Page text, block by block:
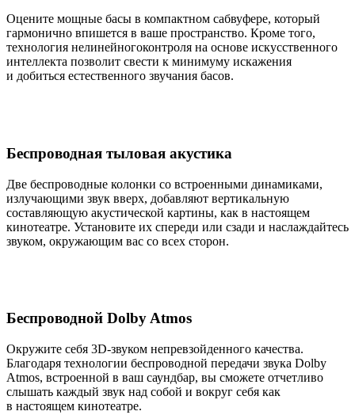
Оцените мощные басы в компактном сабвуфере, который
гармонично впишется в ваше пространство. Кроме того,
технология нелинейногоконтроля на основе искусственного
интеллекта позволит свести к минимуму искажения
и добиться естественного звучания басов.
Беспроводная тыловая акустика
Две беспроводные колонки со встроенными динамиками,
излучающими звук вверх, добавляют вертикальную
составляющую акустической картины, как в настоящем
кинотеатре. Установите их спереди или сзади и наслаждайтесь
звуком, окружающим вас со всех сторон.
Беспроводной Dolby Atmos
Окружите себя 3D-звуком непревзойденного качества.
Благодаря технологии беспроводной передачи звука Dolby
Atmos, встроенной в ваш саундбар, вы сможете отчетливо
слышать каждый звук над собой и вокруг себя как
в настоящем кинотеатре.